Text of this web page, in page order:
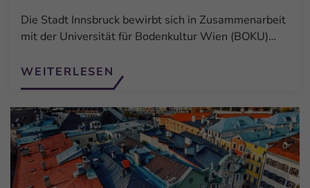
Die Stadt Innsbruck bewirbt sich in Zusammenarbeit
mit der Universität für Bodenkultur Wien (BOKU)…
WEITERLESEN